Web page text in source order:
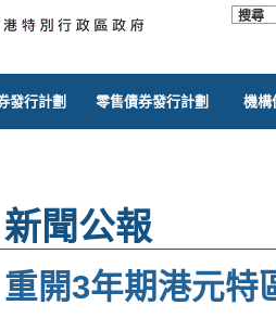
發行計劃 零售債券發行計劃 機構
新聞公報
重開3年期港元特